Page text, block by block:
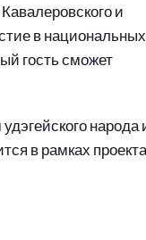
и
в национальных
гость сможет
народа
в рамках проекта